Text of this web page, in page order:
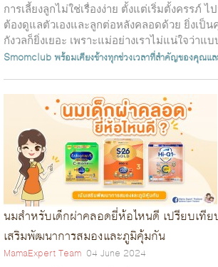
การเลี้ยงลูกไม่ใช่เรื่องง่าย ตั้งแต่เริ่มตั้งครรภ์
ต้องดูแลตัวเองและลูกต่อหลังคลอดด้วย ยิ่งเป็
กังวลก็ยิ่งเยอะ เพราะแม่อย่างเราไม่แน่ใจว่า
ลูก...
Smomclubพร้อมเคียงข้างทุกช่วงเวลาที่สำคัญของคุณแ
นมสำหรับเด็กผ่าคลอดยี่ห้อไหนดี เปรียบเที
เสริมพัฒนาการสมองและภูมิคุ้มกัน
MamaExpert Team 04 June 2024